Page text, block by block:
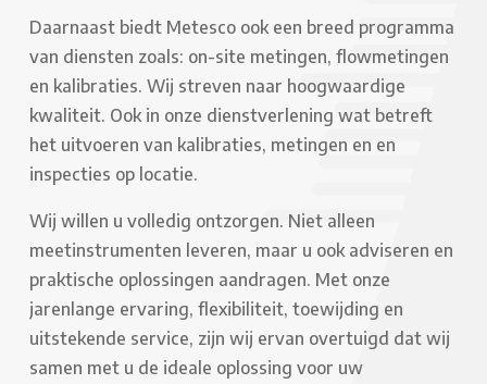
Daarnaast biedt Metesco ook een breed programma
van diensten zoals: on-site metingen, flowmetingen
en kalibraties. Wij streven naar hoogwaardige
kwaliteit. Ook in onze dienstverlening wat betreft
het uitvoeren van kalibraties, metingen en en
inspecties op locatie.
Wij willen u volledig ontzorgen. Niet alleen
meetinstrumenten leveren, maar u ook adviseren en
praktische oplossingen aandragen. Met onze
jarenlange ervaring, flexibiliteit, toewijding en
uitstekende service, zijn wij ervan overtuigd dat wij
samen met u de ideale oplossing voor uw